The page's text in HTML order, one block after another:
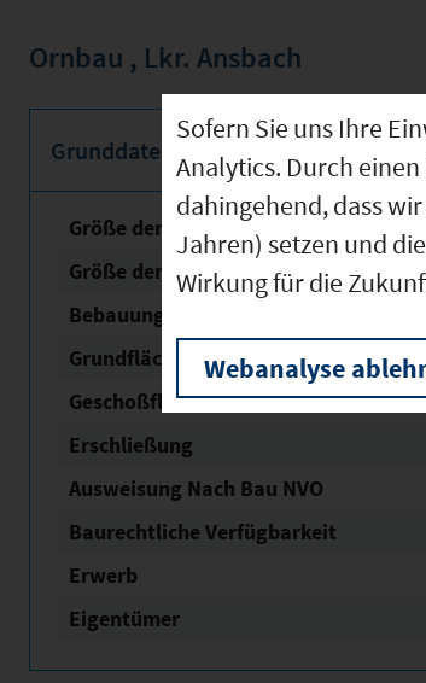
Ornbau , Lkr. Ansbach
Grunddaten
Größe der unbebauten Fläche
Größe der Fläche mit Baurecht
Bebauungsplan Status
Grundflächen­zahl (GRZ)
Geschoßflächen­zahl (GFZ)
Erschließung
Ausweisung Nach Bau NVO
Baurechtliche Verfügbarkeit
Erwerb
Eigentümer
Sofern Sie uns Ihre
Analytics. Durch
dahingehend, dass
Jahren) setzen und
Wirkung für die
Webanalyse